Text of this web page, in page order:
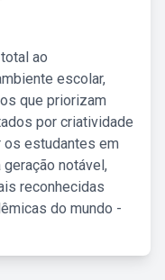
ao
escolar,
que priorizam
por criatividade
os estudantes em
geração notável,
reconhecidas
do mundo -